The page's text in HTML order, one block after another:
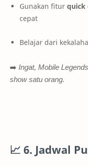
Gunakan fitur quick
cepat
Belajar dari
➡️ Ingat, Mobile
show satu orang.
📈6. Jadwal